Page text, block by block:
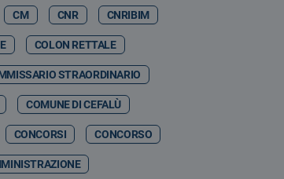
CM CNR CNRIBIM
COLON RETTALE
STRAORDINARIO
COMUNE DI CEFALÙ
CONCORSI CONCORSO